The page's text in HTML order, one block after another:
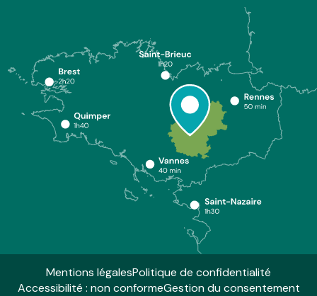
Mentions légalesPolitique de confidentialité
Accessibilité : non conformeGestion du consentement